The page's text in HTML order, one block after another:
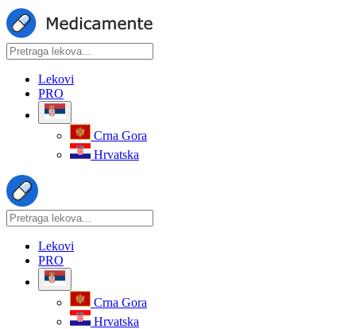
Lekovi
PRO
Crna Gora
Hrvatska
Lekovi
PRO
Crna Gora
Hrvatska